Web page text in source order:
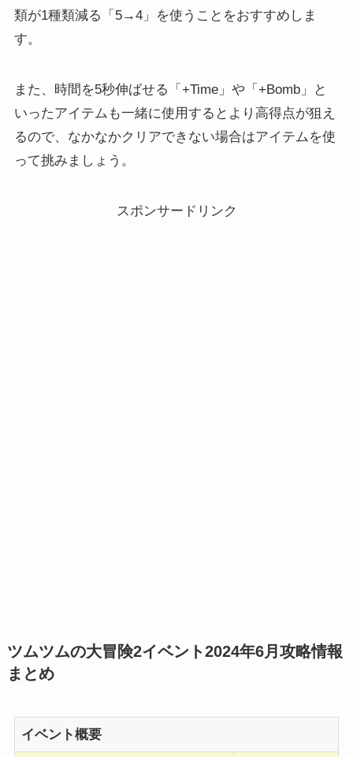
類が1種類減る
「5→4」を使うことをおすすめしま
す。
また、時間を5秒伸ばせる「+Time」や「+Bomb」と
いったアイテムも一緒に使用するとより高得点が狙え
るので、なかなかクリアできない場合はアイテムを使
って挑みましょう。
スポンサードリンク
ツムツムの大冒険2イベント2024年6月 攻略情報
まとめ
イベント概要